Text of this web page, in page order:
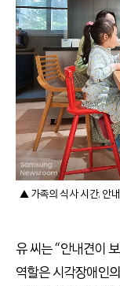
▲ 가족의 식사 시간. 안내
유 씨는 “안내견이
역할은 시각장애인